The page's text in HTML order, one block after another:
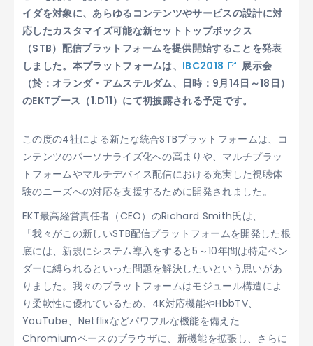
イダを対象に、あらゆるコンテンツやサービスの設計に対
応したカスタマイズ可能な新セットトップボックス
（STB）配信プラットフォームを提供開始することを発表
しました。本プラットフォームは、 IBC2018
展示会
（於：オランダ・アムステルダム、日時：9月14日～18日）
のEKTブース（1.D11）にて初披露される予定です。
この度の4社による新たな統合STBプラットフォームは、コ
ンテンツのパーソナライズ化への高まりや、マルチプラッ
トフォームやマルチデバイス配信における充実した視聴体
験のニーズへの対応を支援するために開発されました。
EKT最高経営責任者（CEO）のRichard Smith氏は、
「我々がこの新しいSTB配信プラットフォームを開発した根
底には、新規にシステム導入をすると5～10年間は特定ベン
ダーに縛られるといった問題を解決したいという思いがあ
りました。我々のプラットフォームはモジュール構造によ
り柔軟性に優れているため、4K対応機能やHbbTV、
YouTube、Netflixなどパワフルな機能を備えた
Chromiumベースのブラウザに、新機能を拡張し、さらに